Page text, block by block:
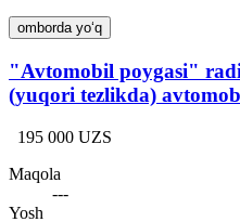
omborda yo‘q
"Avtomobil poygasi"
(yuqori tezlikda)
195 000 UZS
Maqola
---
Yosh